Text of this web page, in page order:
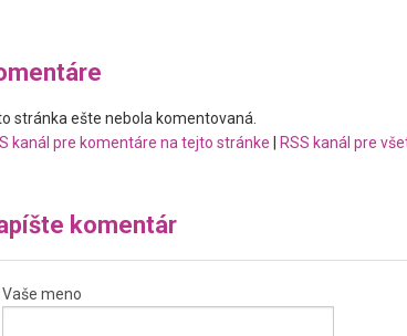
stránka ešte nebola komentovaná.
kanál pre komentáre na tejto stránke
RSS kanál pre
komentár
Vaše meno